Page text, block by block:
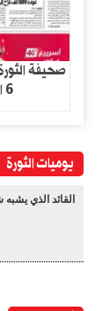
6 اغسطس 2026
يوميات الثورة
القائد الذي يشبه